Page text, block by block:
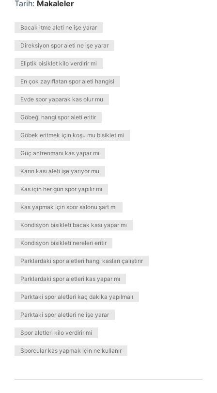
Tarih: Makaleler
Bacak itme aleti ne işe yarar
Direksiyon spor aleti ne işe yarar
Eliptik bisiklet kilo verdirir mi
En çok zayıflatan spor aleti hangisi
Evde spor yaparak kas olur mu
Göbeği hangi spor aleti eritir
Göbek eritmek için koşu mu bisiklet mi
Güç antrenmanı kas yapar mı
Karın kası aleti işe yarıyor mu
Kas için her gün spor yapılır mı
Kas yapmak için spor salonu şart mı
Kondisyon bisikleti bacak kası yapar mı
Kondisyon bisikleti nereleri eritir
Parklardaki spor aletleri hangi kasları çalıştırır
Parklardaki spor aletleri kas yapar mı
Parktaki spor aletleri kaç dakika yapılmalı
Parktaki spor aletleri ne işe yarar
Spor aletleri kilo verdirir mi
Sporcular kas yapmak için ne kullanır